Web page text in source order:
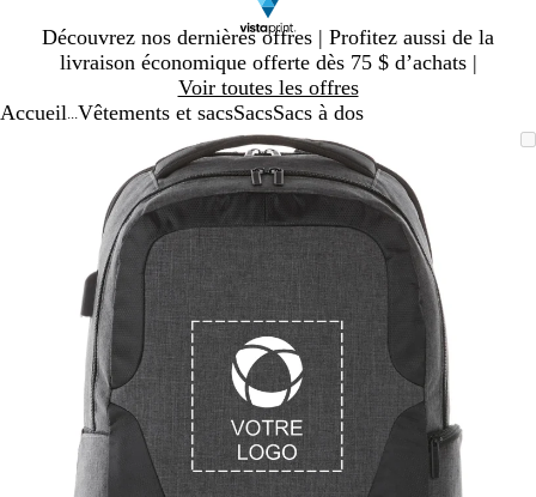
Découvrez nos dernières offres | Profitez aussi de la
livraison économique offerte dès 75 $ d’achats |
Voir toutes les offres
Diapositive
1
Accueil Vêtements et sacsSacsSacs à dos
Image
zoomable
Zoomé
à
minimum
Cliquez
pour
agrandir
Utilisez
les
touches
« moins »
pour
zoomer,
et
les
touches
fléchées
pour
panoramiser